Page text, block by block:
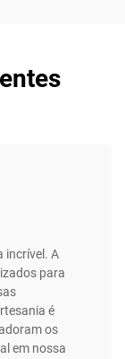
incrível. A
para
é
os
em nossa